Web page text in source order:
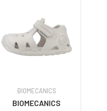
BIOMECANICS
BIOMECANICS